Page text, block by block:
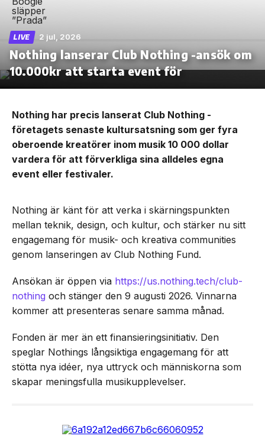
LIVE 2 jul, 2026
Nothing lanserar Club Nothing -ansök om
10.000kr att starta event för
Nothing har precis lanserat Club Nothing -
företagets senaste kultursatsning som ger fyra
oberoende kreatörer inom musik 10 000 dollar
vardera för att förverkliga sina alldeles egna
event eller festivaler.
Nothing är känt för att verka i skärningspunkten
mellan teknik, design, och kultur, och stärker nu sitt
engagemang för musik- och kreativa communities
genom lanseringen av Club Nothing Fund.
Ansökan är öppen via https://us.nothing.tech/club-
nothing och stänger den 9 augusti 2026. Vinnarna
kommer att presenteras senare samma månad.
Fonden är mer än ett finansieringsinitiativ. Den
speglar Nothings långsiktiga engagemang för att
stötta nya idéer, nya uttryck och människorna som
skapar meningsfulla musikupplevelser.